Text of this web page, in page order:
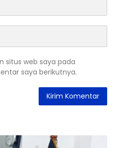
situs web saya pada
saya berikutnya.